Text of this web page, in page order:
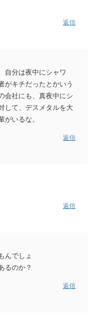
返信
自分は夜中にシャワ
がキチだったとかいう
会社にも、真夜中にシ
して、デスメタルを大
いるな。
返信
返信
んでしょ
るのか？
返信